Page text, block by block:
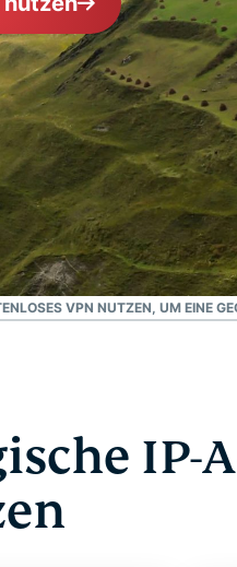
Intelligenz basiert.
VPN NUTZEN, UM EINE
IP-